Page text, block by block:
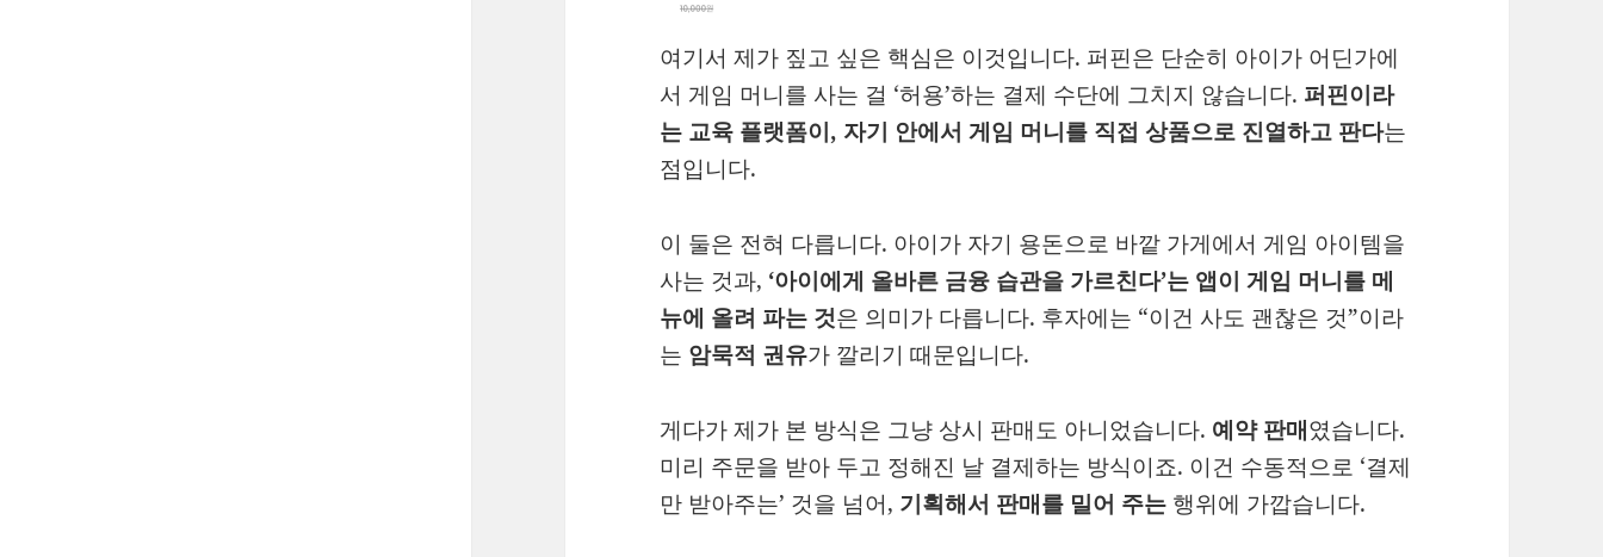
여기서 제가 짚고 싶은 핵심은 이것입니다. 퍼핀은 단순히 아이가 어딘가에
서 게임 머니를 사는 걸 ‘허용’하는 결제 수단에 그치지 않습니다. 퍼핀이라
는 교육 플랫폼이, 자기 안에서 게임 머니를 직접 상품으로 진열하고 판다는
점입니다.
이 둘은 전혀 다릅니다. 아이가 자기 용돈으로 바깥 가게에서 게임 아이템을
사는 것과, ‘아이에게 올바른 금융 습관을 가르친다’는 앱이 게임 머니를 메
뉴에 올려 파는 것은 의미가 다릅니다. 후자에는 “이건 사도 괜찮은 것”이라
는 암묵적 권유가 깔리기 때문입니다.
게다가 제가 본 방식은 그냥 상시 판매도 아니었습니다. 예약 판매였습니다.
미리 주문을 받아 두고 정해진 날 결제하는 방식이죠. 이건 수동적으로 ‘결제
만 받아주는’ 것을 넘어, 기획해서 판매를 밀어 주는 행위에 가깝습니다.